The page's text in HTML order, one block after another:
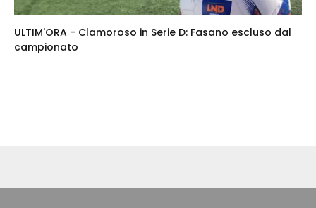
ULTIM'ORA - Clamoroso in Serie D: Fasano escluso dal
campionato